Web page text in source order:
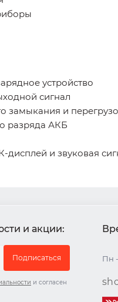
устройство
сигнал
замыкания и
разряда АКБ
и звуковая
и акции:
Подписаться
и согласен
Пн